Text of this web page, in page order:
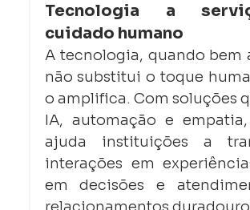
Tecnologia a
cuidado humano
A tecnologia, quando bem
não substitui o toque
o amplifica. Com soluções
IA, automação e
ajuda instituições a
interações em
em decisões e